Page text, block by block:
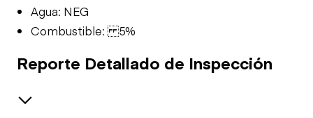
Agua: NEG
Combustible: 5%
Reporte Detallado de Inspección